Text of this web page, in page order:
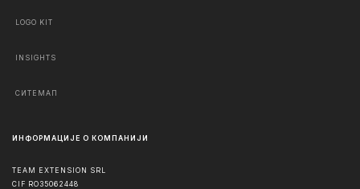
LOGO KIT
INSIGHTS
СИТЕМАП
ИНФОРМАЦИЈЕ О КОМПАНИЈИ
TEAM EXTENSION SRL
CIF RO35062448